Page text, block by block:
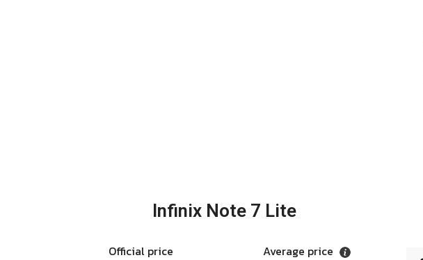
Infinix Note 7 Lite
Official price Average price